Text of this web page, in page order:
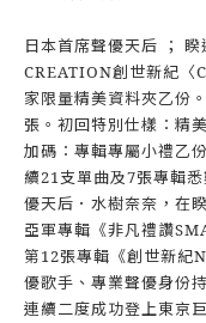
日本首席聲優天后 ；
CREATION創世新紀〈
家限量精美資料夾乙份
張。初回特別仕樣：精
加碼：專輯專屬小禮乙
續21支單曲及7張專輯
優天后．水樹奈奈，在
亞軍專輯《非凡禮讚
第12張專輯《創世新紀
優歌手、專業聲優身份
連續二度成功登上東京